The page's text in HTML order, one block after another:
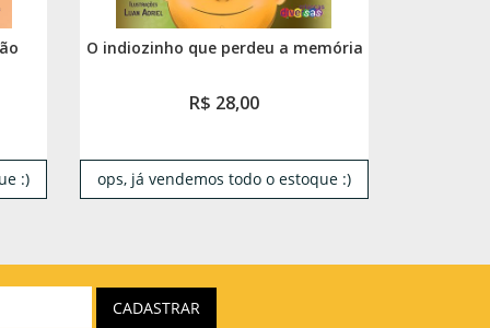
:)
O indiozinho que perdeu a memória
R$ 28,00
ops, já vendemos todo o estoque :)